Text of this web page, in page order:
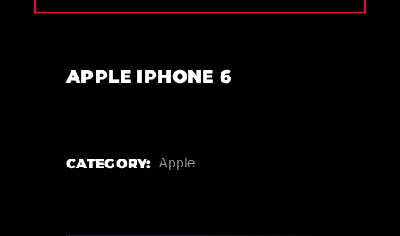
APPLE IPHONE 6
CATEGORY: Apple